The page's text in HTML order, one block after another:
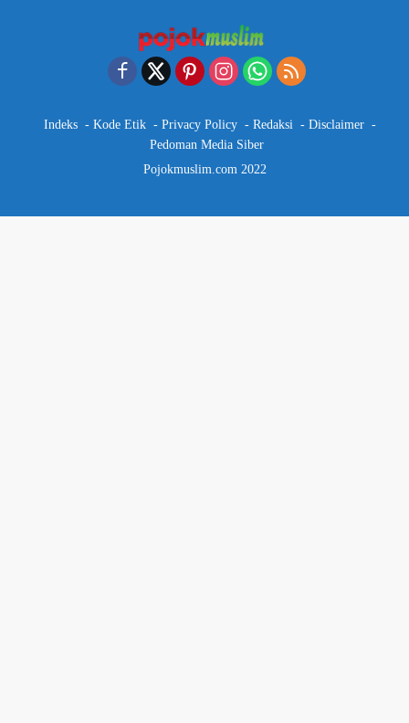
Indeks Kode Etik Privacy Policy Redaksi
Disclaimer
Pedoman Media Siber
Pojokmuslim.com 2022